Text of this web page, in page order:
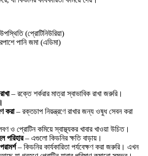
(প্রোটিনিউরিয়া)
পানি জমা (এডিমা)
রাখা– রক্তে শর্করার মাত্রা স্বাভাবিক রাখা জরুরি।
করা– রক্তচাপ নিয়ন্ত্রণে রাখার জন্য ওষুধ সেবন করা
ও প্রোটিন কমিয়ে স্বাস্থ্যকর খাবার খাওয়া উচিত।
পরিহার– এগুলো কিডনির ক্ষতি বাড়ায়।
পরামর্শ– কিডনির কার্যকারিতা পর্যবেক্ষণ করা জরুরি। এখন